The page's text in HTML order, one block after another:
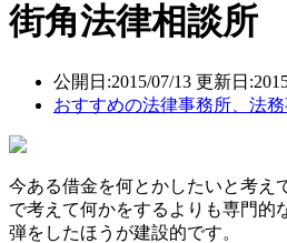
街角法律相談所
公開日:2015/07/13 更新日
おすすめの法律事務所、法
今ある借金を何とかしたいと考え
で考えて何かをするよりも専門的
弾をしたほうが建設的です。